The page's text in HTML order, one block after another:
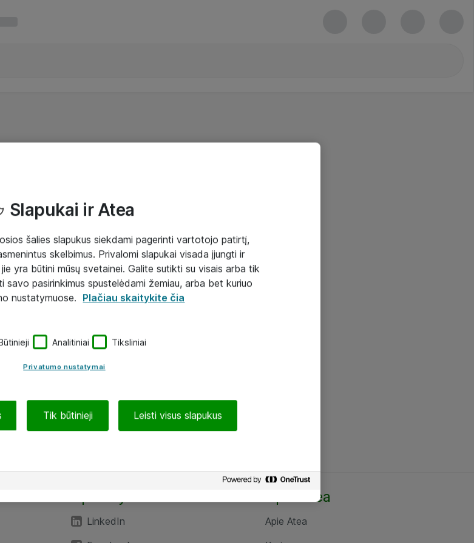
LinkedIn
Apie Atea
Apie Atea
Slapukai ir Atea
šalies slapukus siekdami pagerinti vartotojo patirtį,
skelbimus. Privalomi slapukai visada įjungti ir
yra būtini mūsų svetainei. Galite sutikti su visais arba tik
savo pasirinkimus spustelėdami žemiau, arba bet kuriuo
nustatymuose.
Plačiau skaitykite čia
Analitiniai Tiksliniai
Privatumo nustatymai
Tik būtinieji Leisti visus slapukus